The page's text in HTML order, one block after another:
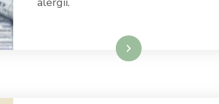
Dowiedz się więcej